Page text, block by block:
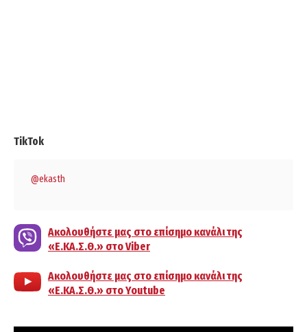
TikTok
@ekasth
Ακολουθήστε μας στο επίσημο κανάλι της
«Ε.ΚΑ.Σ.Θ.» στο Viber
Ακολουθήστε μας στο επίσημο κανάλι της
«Ε.ΚΑ.Σ.Θ.» στο Youtube